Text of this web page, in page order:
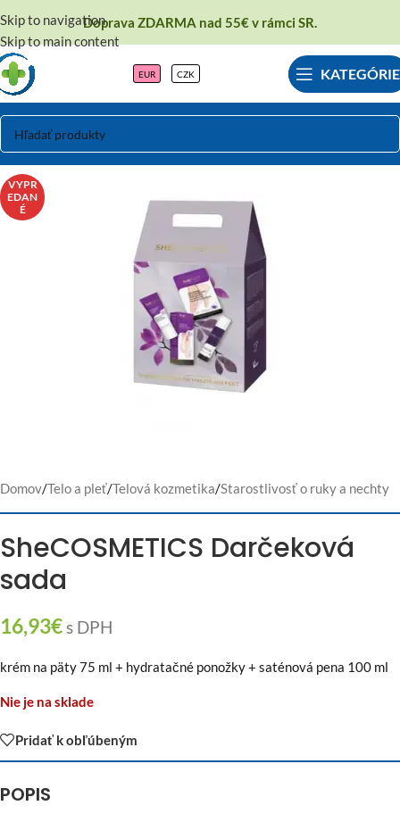
Skip to navigation
Skip to main content
Doprava ZDARMA nad 55€ v rámci SR.
EUR CZK KATEGÓRIE
VYPR
EDAN
É
Domov/Telo a pleť/Telová kozmetika/Starostlivosť o ruky a nechty
SheCOSMETICS Darčeková
sada
16,93€s DPH
krém na päty 75 ml + hydratačné ponožky + saténová pena 100 ml
Nie je na sklade
Pridať k obľúbeným
POPIS